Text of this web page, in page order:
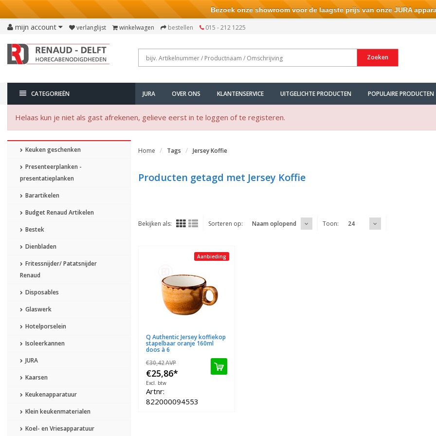
mijn account verlanglijst winkelwagen bestellen 015 - 212 1225
Zoeken
CATEGORIEËN JURA OVER ONS KLANTENSERVICE UITGELICHTE PRODUCTEN POPULAIRE PRODUCTEN
Helaas kun je niet als gast afrekenen, gelieve eerst in te loggen of te registeren.
Keuken geschenken
Presenteerplanken -
presentatieplanken
Barartikelen
Budget Renaud Artikelen
Bestek
Dienbladen
Fritessnijder/ Patatsnijder
Renaud
Disposables
Glaswerk
Hotelporselein
Isoleerkannen
JURA
Kaarsen
Keukenapparatuur
Klein keukenmaterialen
Koel- en Vriesapparatuur
Home Tags Jersey Koffie
Producten getagd met Jersey Koffie
Bekijken als: Sorteren op: Naam oplopend Toon: 24
Aanbieding
Q Authentic Jersey koffiekop
stapelbaar oranje 160ml
doos à 6
€30,42AVP
€25,86*
Excl. btw
Artnr:
822000094553
Bezoek onze showroom voor de laagste prijs van onze JURA